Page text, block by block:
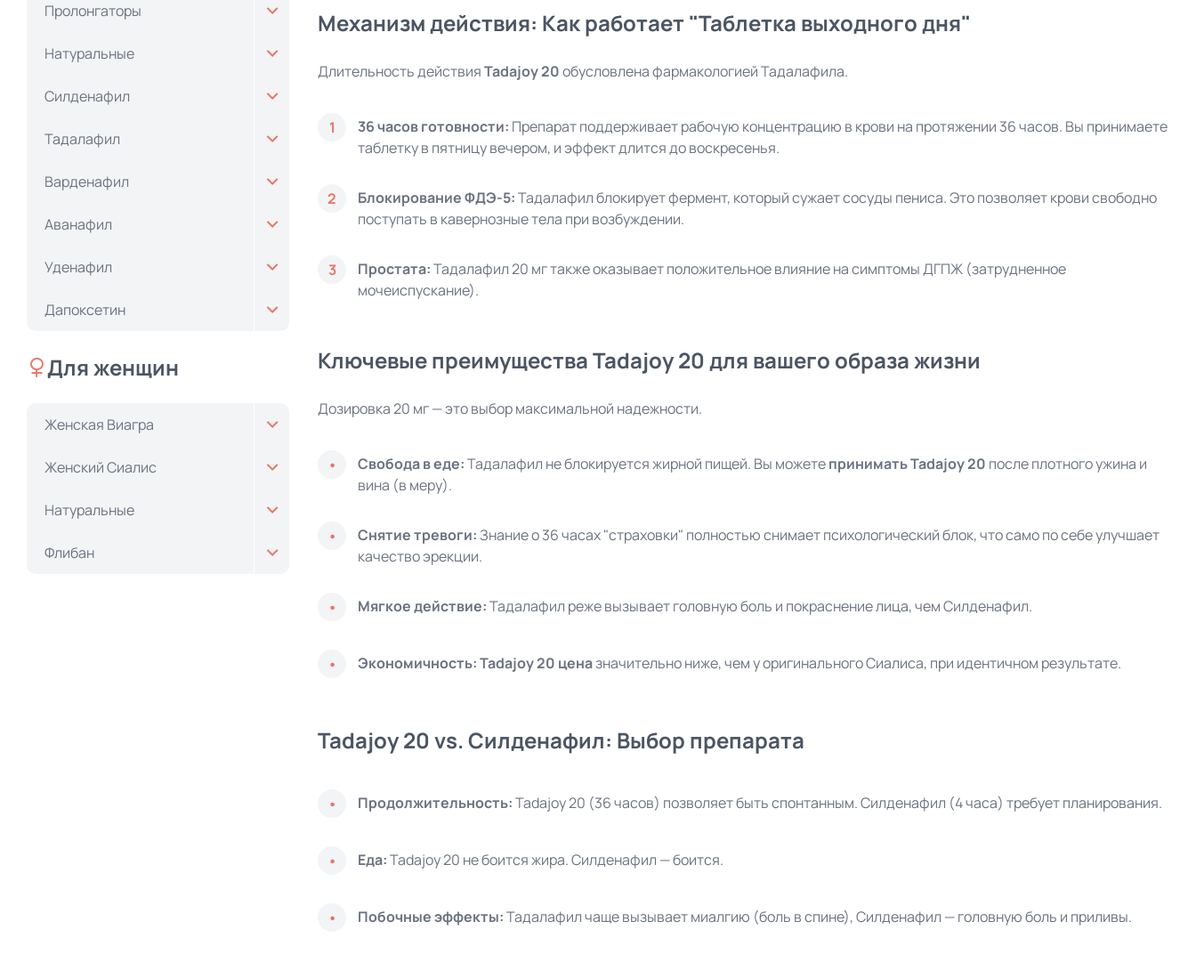
Пролонгаторы
Натуральные
Силденафил
Тадалафил
Варденафил
Аванафил
Уденафил
Дапоксетин
Для женщин
Женская Виагра
Женский Сиалис
Натуральные
Флибан
Механизм действия: Как работает "Таблетка выходного дня"
Длительность действияTadajoy 20обусловлена фармакологией Тадалафила.
1 36 часов готовности: Препарат поддерживает рабочую концентрацию в крови на протяжении 36 часов. Вы принимаете
таблетку в пятницу вечером, и эффект длится до воскресенья.
2 Блокирование ФДЭ-5:Тадалафил блокирует фермент, который сужает сосуды пениса. Это позволяет крови свободно
поступать в кавернозные тела при возбуждении.
3 Простата:Тадалафил 20 мг также оказывает положительное влияние на симптомы ДГПЖ (затрудненное
мочеиспускание).
Ключевые преимущества Tadajoy 20 для вашего образа жизни
Дозировка 20 мг — это выбор максимальной надежности.
Свобода в еде:Тадалафил не блокируется жирной пищей. Вы можетепринимать Tadajoy 20 после плотного ужина и
вина (в меру).
Снятие тревоги: Знание о 36 часах "страховки" полностью снимает психологический блок, что само по себе улучшает
качество эрекции.
Мягкое действие:Тадалафил реже вызывает головную боль и покраснение лица, чем Силденафил.
Экономичность:Tadajoy 20 ценазначительно ниже, чем у оригинального Сиалиса, при идентичном результате.
Tadajoy 20 vs. Силденафил: Выбор препарата
Продолжительность:Tadajoy 20 (36 часов) позволяет быть спонтанным. Силденафил (4 часа) требует планирования.
Еда:Tadajoy 20 не боится жира. Силденафил — боится.
Побочные эффекты:Тадалафил чаще вызывает миалгию (боль в спине), Силденафил — головную боль и приливы.